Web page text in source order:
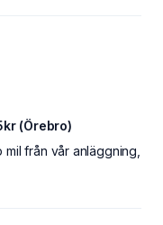
(Örebro)
från vår anläggning,